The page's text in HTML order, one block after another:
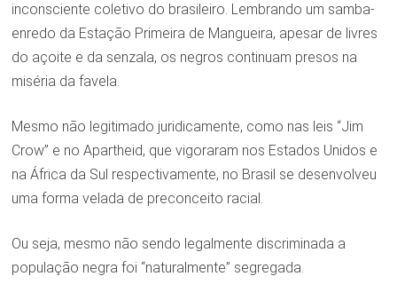
inconsciente coletivo do brasileiro. Lembrando um samba-
enredo da Estação Primeira de Mangueira, apesar de livres
do açoite e da senzala, os negros continuam presos na
miséria da favela.
Mesmo não legitimado juridicamente, como nas leis “Jim
Crow” e no Apartheid, que vigoraram nos Estados Unidos e
na África da Sul respectivamente, no Brasil se desenvolveu
uma forma velada de preconceito racial.
Ou seja, mesmo não sendo legalmente discriminada a
população negra foi “naturalmente” segregada.